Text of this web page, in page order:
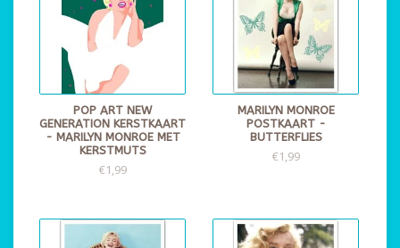
POP ART NEW
GENERATION KERSTKAART
- MARILYN MONROE MET
KERSTMUTS
€1,99
MARILYN MONROE
POSTKAART -
BUTTERFLIES
€1,99